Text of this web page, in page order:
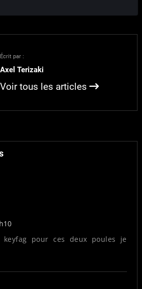
Écrit par :
Axel Terizaki
Voir tous les articles
pour ces deux poules je